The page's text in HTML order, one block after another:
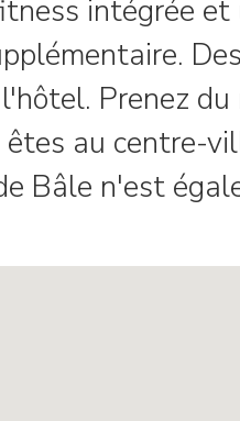
intégrée
Prenez
au centre-
Bâle n'est